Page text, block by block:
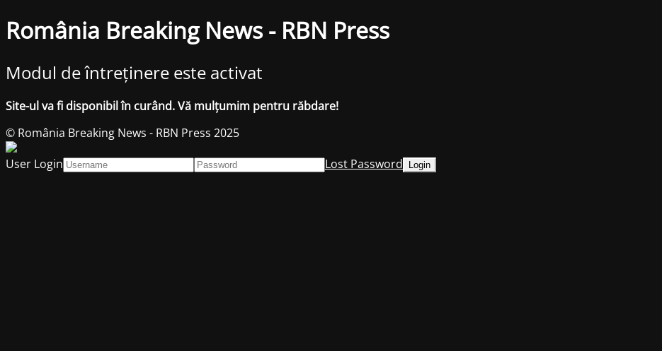
România Breaking News - RBN Press
Modul de întreținere este activat
Site-ul va fi disponibil în curând. Vă mulțumim pentru răbdare!
© România Breaking News - RBN Press 2025
User Login
Lost Password